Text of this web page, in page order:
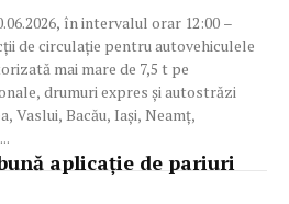
în intervalul orar 12:00 –
de circulație pentru autovehiculele
mai mare de 7,5 t pe
drumuri expres și autostrăzi
Vaslui, Bacău, Iași, Neamț,
aplicație de pariuri